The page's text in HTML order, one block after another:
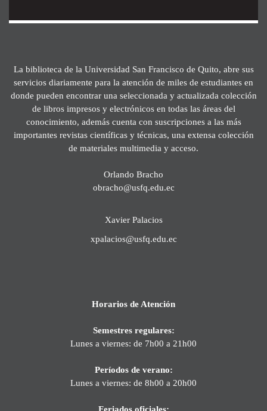
La biblioteca de la Universidad San Francisco de Quito, abre sus
servicios diariamente para la atención de miles de estudiantes en
donde pueden encontrar una seleccionada y actualizada colección
de libros impresos y electrónicos en todas las áreas del
conocimiento, además cuenta con suscripciones a las más
importantes revistas científicas y técnicas, una extensa colección
de materiales multimedia y acceso.
Orlando Bracho
obracho@usfq.edu.ec
Xavier Palacios
xpalacios@usfq.edu.ec
Horarios de Atención
Semestres regulares:
Lunes a viernes: de 7h00 a 21h00
Períodos de verano:
Lunes a viernes: de 8h00 a 20h00
Feriados oficiales: